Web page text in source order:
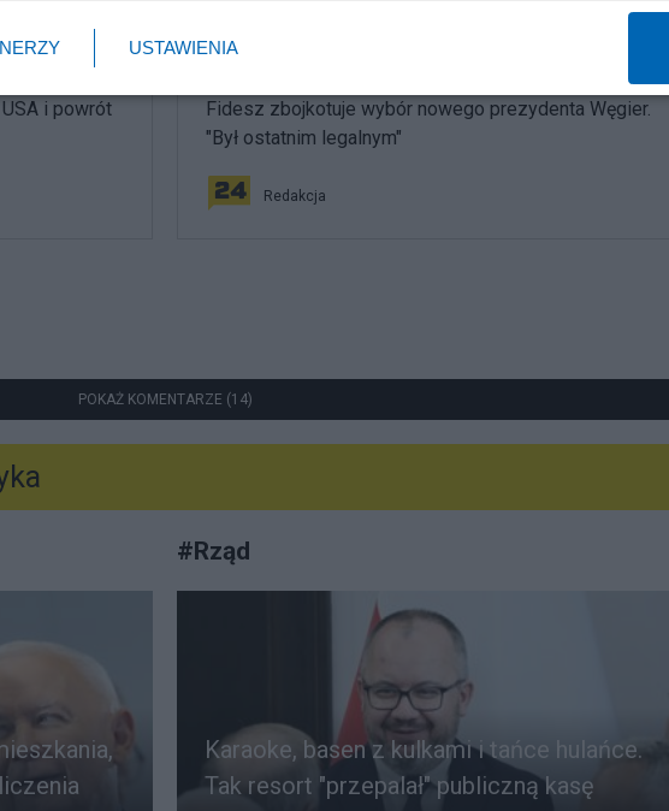
i powrót
Polityka
Fidesz zbojkotuje wybór nowego prezydenta Węgier.
"Był ostatnim legalnym"
Redakcja
POKAŻ KOMENTARZE (14)
#Rząd
Karaoke, basen z kulkami i tańce hulańce.
Tak resort "przepalał" publiczną kasę
USTAWIENIA